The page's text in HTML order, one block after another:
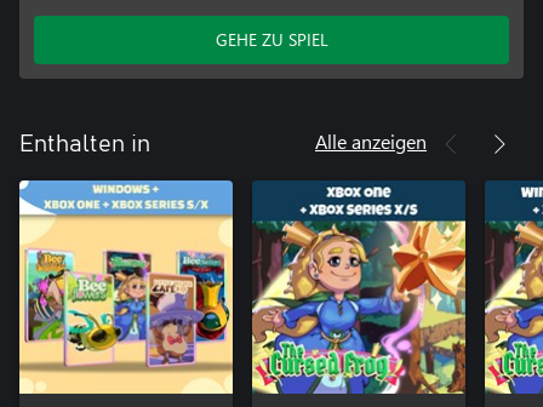
GEHE ZU SPIEL
Enthalten in Alle anzeigen